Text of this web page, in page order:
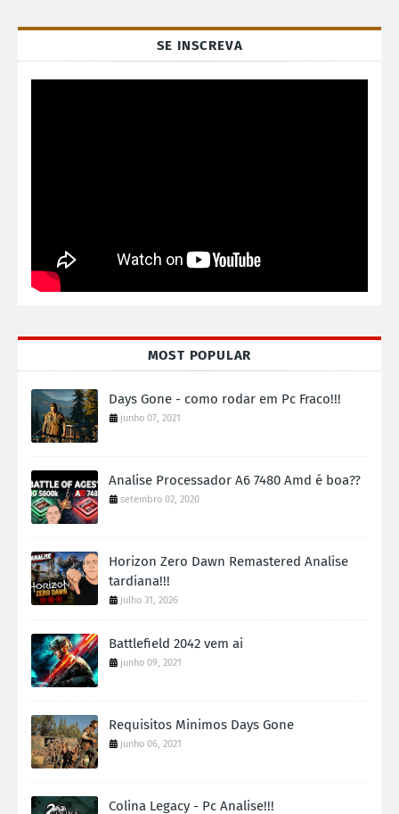
SE INSCREVA
MOST POPULAR
Days Gone - como rodar em Pc Fraco!!!
junho 07, 2021
Analise Processador A6 7480 Amd é boa??
setembro 02, 2020
Horizon Zero Dawn Remastered Analise
tardiana!!!
julho 31, 2026
Battlefield 2042 vem ai
junho 09, 2021
Requisitos Minimos Days Gone
junho 06, 2021
Colina Legacy - Pc Analise!!!